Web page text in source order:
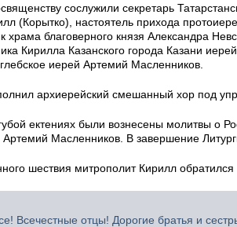
сослужили секретарь
(Корытко), настоятель прихода
храма благоверного князя Александра
Кирилла Казанского города Казани
иерей Артемий Масленников.
архиерейский смешанный хор под
ектениях были вознесены молитвы о
Масленников. В завершение
шествия митрополит Кирилл
Всечестные отцы! Дорогие братья и